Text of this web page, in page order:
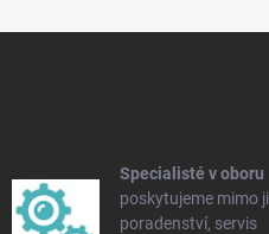
Specialisté v oboru
poskytujeme mimo
poradenství, servis